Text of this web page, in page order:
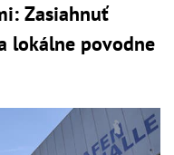
Zasiahnuť
lokálne povodne